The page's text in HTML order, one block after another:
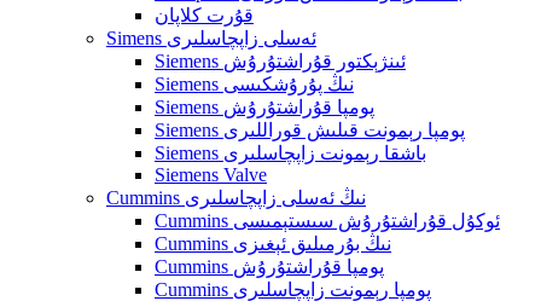
قۇرت كلاپان
Simens ئەسلى زاپچاسلىرى
Siemens ئىنژېكتور قۇراشتۇرۇش
Siemens نىڭ پۇرۇشكىسى
Siemens پومپا قۇراشتۇرۇش
Siemens پومپا رېمونت قىلىش قوراللىرى
Siemens باشقا رېمونت زاپچاسلىرى
Siemens Valve
Cummins نىڭ ئەسلى زاپچاسلىرى
Cummins ئوكۇل قۇراشتۇرۇش سىستېمىسى
Cummins نىڭ بۇرمىلىق ئېغىزى
Cummins پومپا قۇراشتۇرۇش
Cummins پومپا رېمونت زاپچاسلىرى